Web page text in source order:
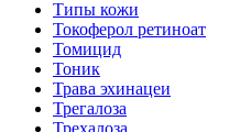
Типы кожи
Токоферол ретиноат
Томицид
Тоник
Трава эхинацеи
Трегалоза
Трехалоза